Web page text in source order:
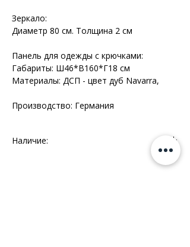
Зеркало:
Диаметр 80 см. Толщина 2 см
Панель для одежды с крючками:
Габариты: Ш46*В160*Г18 см
Материалы: ДСП - цвет дуб Navarra,
Производство: Германия
Наличие: